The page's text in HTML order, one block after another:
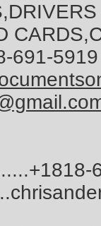
691-5919